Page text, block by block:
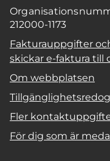
212000-1173
Fakturauppgifter
skickar e-faktura till
Om webbplatsen
Fler
För dig som är